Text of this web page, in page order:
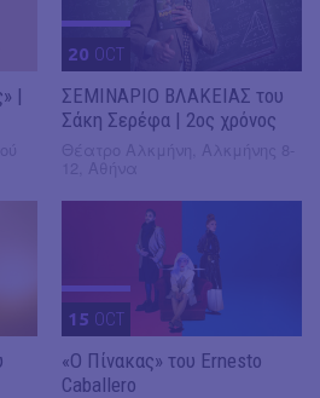
|
20 OCT
ΣΕΜΙΝΑΡΙΟ ΒΛΑΚΕΙΑΣ του
Σάκη Σερέφα | 2ος χρόνος
15 OCT
«Ο Πίνακας» του Ernesto
Caballero